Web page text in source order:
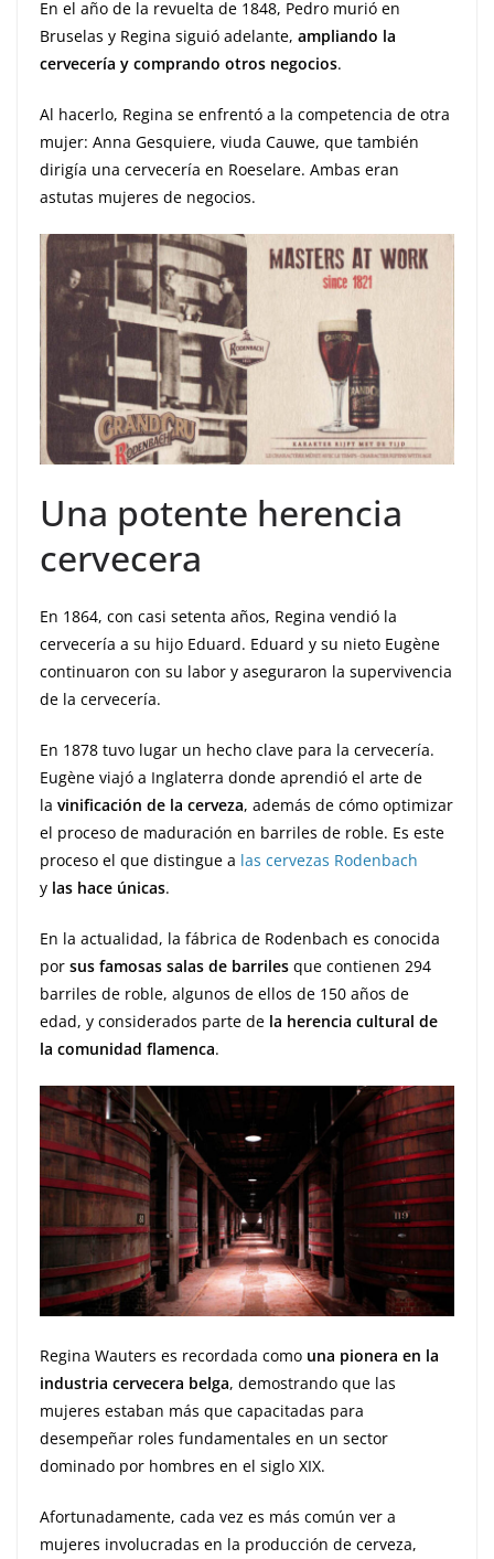
En el año de la revuelta de 1848, Pedro murió en
Bruselas y Regina siguió adelante, ampliando la
cervecería y comprando otros negocios.
Al hacerlo, Regina se enfrentó a la competencia de otra
mujer: Anna Gesquiere, viuda Cauwe, que también
dirigía una cervecería en Roeselare. Ambas eran
astutas mujeres de negocios.
Una potente herencia
cervecera
En 1864, con casi setenta años, Regina vendió la
cervecería a su hijo Eduard. Eduard y su nieto Eugène
continuaron con su labor y aseguraron la supervivencia
de la cervecería.
En 1878 tuvo lugar un hecho clave para la cervecería.
Eugène viajó a Inglaterra donde aprendió el arte de
la vinificación de la cerveza, además de cómo optimizar
el proceso de maduración en barriles de roble. Es este
proceso el que distingue a las cervezas Rodenbach
y las hace únicas.
En la actualidad, la fábrica de Rodenbach es conocida
por sus famosas salas de barriles que contienen 294
barriles de roble, algunos de ellos de 150 años de
edad, y considerados parte de la herencia cultural de
la comunidad flamenca.
Regina Wauters es recordada como una pionera en la
industria cervecera belga, demostrando que las
mujeres estaban más que capacitadas para
desempeñar roles fundamentales en un sector
dominado por hombres en el siglo XIX.
Afortunadamente, cada vez es más común ver a
mujeres involucradas en la producción de cerveza,